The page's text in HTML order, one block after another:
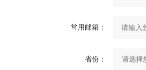
常用邮箱：
省份：